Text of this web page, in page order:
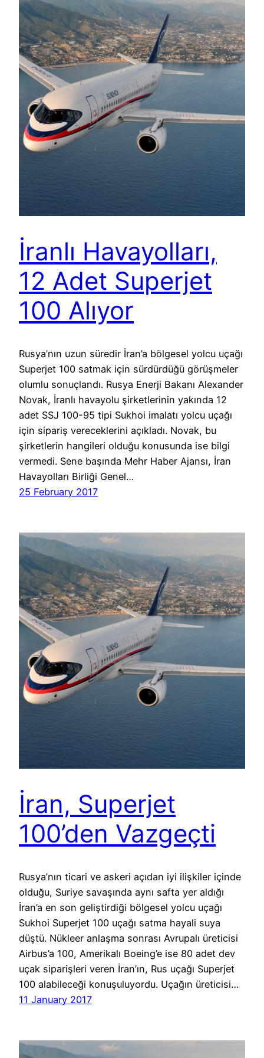
İranlı Havayolları,
12 Adet Superjet
100 Alıyor
Rusya’nın uzun süredir İran’a bölgesel yolcu uçağı
Superjet 100 satmak için sürdürdüğü görüşmeler
olumlu sonuçlandı. Rusya Enerji Bakanı Alexander
Novak, İranlı havayolu şirketlerinin yakında 12
adet SSJ 100-95 tipi Sukhoi imalatı yolcu uçağı
için sipariş vereceklerini açıkladı. Novak, bu
şirketlerin hangileri olduğu konusunda ise bilgi
vermedi. Sene başında Mehr Haber Ajansı, İran
Havayolları Birliği Genel…
25 February 2017
İran, Superjet
100’den Vazgeçti
Rusya’nın ticari ve askeri açıdan iyi ilişkiler içinde
olduğu, Suriye savaşında aynı safta yer aldığı
İran’a en son geliştirdiği bölgesel yolcu uçağı
Sukhoi Superjet 100 uçağı satma hayali suya
düştü. Nükleer anlaşma sonrası Avrupalı üreticisi
Airbus’a 100, Amerikalı Boeing’e ise 80 adet dev
uçak siparişleri veren İran’ın, Rus uçağı Superjet
100 alabileceği konuşuluyordu. Uçağın üreticisi…
11 January 2017